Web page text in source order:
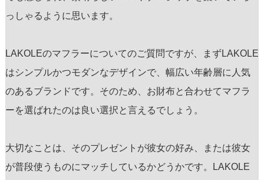
っしゃるように思います。
LAKOLEのマフラーについてのご質問ですが、まずLAKOLE
はシンプルかつモダンなデザインで、幅広い年齢層に人気
のあるブランドです。そのため、お財布と合わせてマフラ
ーを選ばれたのは良い選択と言えるでしょう。
大切なことは、そのプレゼントが彼女の好み、または彼女
が普段使うものにマッチしているかどうかです。LAKOLE